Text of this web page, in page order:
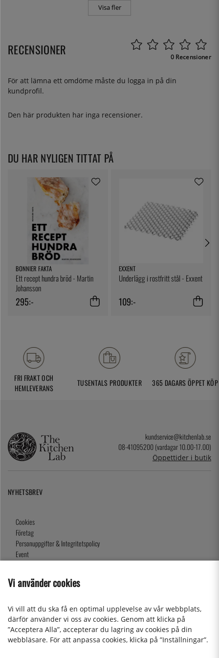
Visa fler
RECENSIONER 0 Recensioner
För att lämna ett omdöme måste du logga in på din
kundprofil.
Den här produkten har inga recensioner.
DU HAR NYLIGEN TITTAT PÅ
BONNIER FAKTA
Ett recept hundra bröd - Martin
Johansson
295:-
EXXENT
Underlägg i rostfritt stål - Exxent
109:-
FRI FRAKT OCH
HEMLEVERANS
TUSENTALS PRODUKTER 365 DAGARS ÖPPET KÖP
kundservice@kitchenlab.se
08-41095200 (vardagar 10.00-17.00)
Öppettider i butik
NYHETSBREV
Cookies
Företag
Personuppgifter & Integritetspolicy
Event
Presentkort
2026 KitchenLab AB
Vi använder cookies
Vi vill att du ska få en optimal upplevelse av vår webbplats,
därför använder vi oss av cookies. Genom att klicka på
”Acceptera Alla”, accepterar du lagring av cookies på din
webbläsare. För att anpassa cookies, klicka på ”Inställningar”.